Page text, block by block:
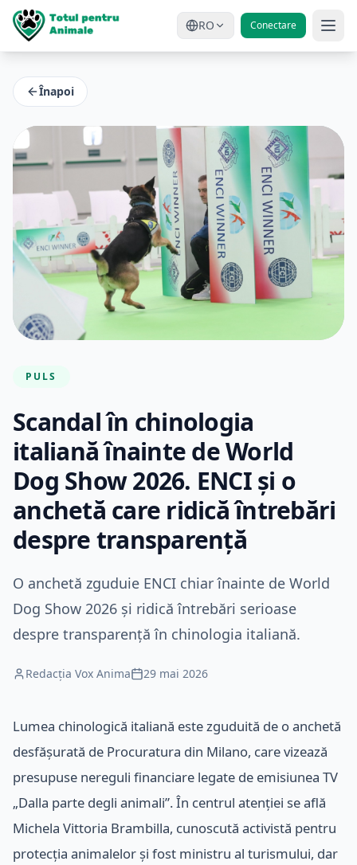
RO Conectare
Înapoi
PULS
Scandal în chinologia
italiană înainte de World
Dog Show 2026. ENCI și o
anchetă care ridică întrebări
despre transparență
O anchetă zguduie ENCI chiar înainte de World
Dog Show 2026 și ridică întrebări serioase
despre transparență în chinologia italiană.
Redacția Vox Anima 29 mai 2026
Lumea chinologică italiană este zguduită de o anchetă
desfășurată de Procuratura din Milano, care vizează
presupuse nereguli financiare legate de emisiunea TV
„Dalla parte degli animali”. În centrul atenției se află
Michela Vittoria Brambilla, cunoscută activistă pentru
protecția animalelor și fost ministru al turismului, dar